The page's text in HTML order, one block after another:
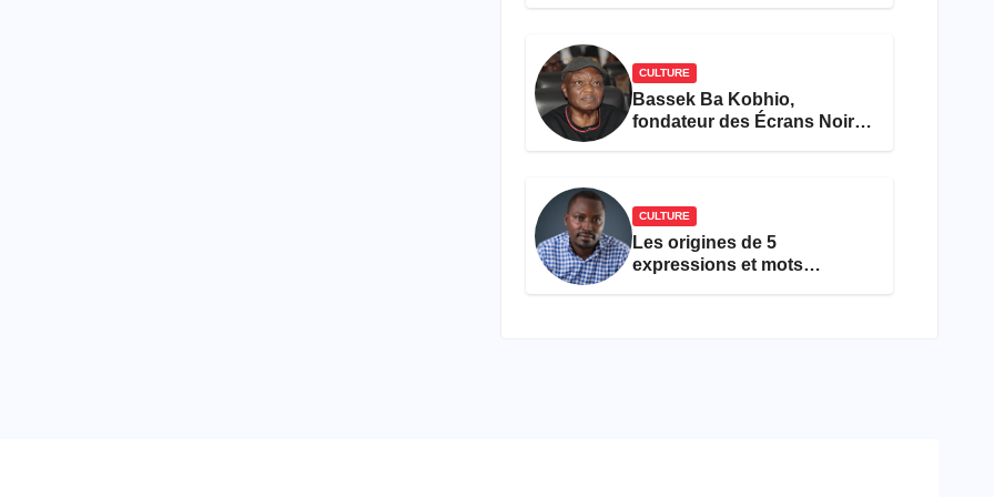
CULTURE
Bassek Ba Kobhio,
fondateur des Écrans Noirs,
CULTURE
Les origines de 5
expressions et mots